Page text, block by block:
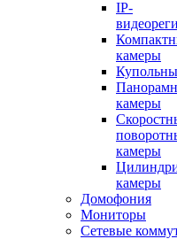
IP-
камеры
камеры
камеры
камеры
Домофония
Мониторы
Сетевые